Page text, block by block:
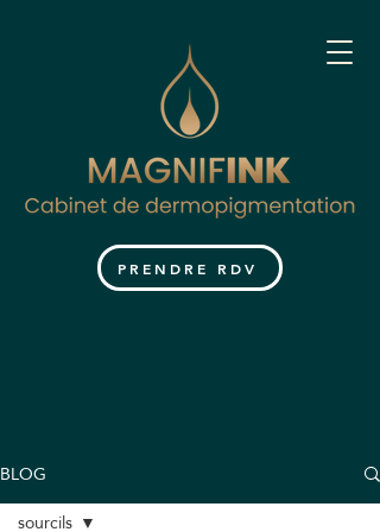
PRENDRE RDV
BLOG
sourcils